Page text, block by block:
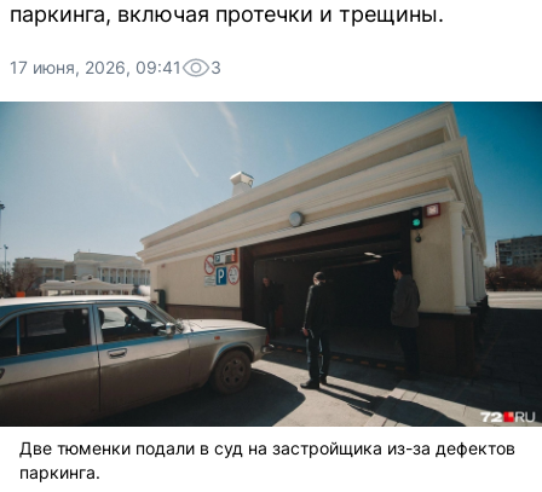
паркинга, включая протечки и трещины.
17 июня, 2026, 09:41 3
Две тюменки подали в суд на застройщика из-за дефектов
паркинга.